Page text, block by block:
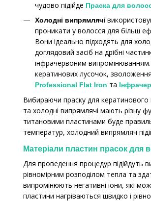
чудово підійде Праска для
Холодні випрямлячі
проникати у волосся для більш
Вони ідеально підходять для
доглядовий засіб на дрібні
інфрачервоним
кератинових лусочок,
Professional Flat Iron та
Вибираючи праску для кератинового
та холодні випрямлячі мають різну
титановими пластинами буде
температур, холодний випрямляч
Матеріали пластин прасок для
Для проведення процедур підійдуть
рівномірним розподілом тепла та
випромінюють негативні іони, які
пластини нагріваються швидко і